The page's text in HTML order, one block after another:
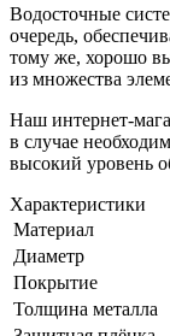
Водосточные
очередь,
тому же, хорошо
из множества
Наш интернет-
в случае
высокий уровень
Характеристики
Материал
Диаметр
Покрытие
Толщина металла